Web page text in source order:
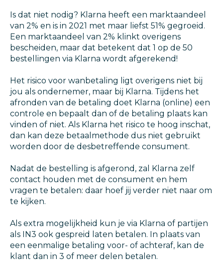
Is dat niet nodig? Klarna heeft een marktaandeel
van 2% en is in 2021 met maar liefst 51% gegroeid.
Een marktaandeel van 2% klinkt overigens
bescheiden, maar dat betekent dat 1 op de 50
bestellingen via Klarna wordt afgerekend!
Het risico voor wanbetaling ligt overigens niet bij
jou als ondernemer, maar bij Klarna. Tijdens het
afronden van de betaling doet Klarna (online) een
controle en bepaalt dan of de betaling plaats kan
vinden of niet. Als Klarna het risico te hoog inschat,
dan kan deze betaalmethode dus niet gebruikt
worden door de desbetreffende consument.
Nadat de bestelling is afgerond, zal Klarna zelf
contact houden met de consument en hem
vragen te betalen: daar hoef jij verder niet naar om
te kijken.
Als extra mogelijkheid kun je via Klarna of partijen
als IN3 ook gespreid laten betalen. In plaats van
een eenmalige betaling voor- of achteraf, kan de
klant dan in 3 of meer delen betalen.